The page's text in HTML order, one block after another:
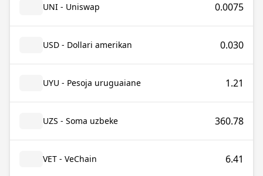
UNI - Uniswap 0.0075
USD - Dollari amerikan 0.030
UYU - Pesoja uruguaiane 1.21
UZS - Soma uzbeke 360.78
VET - VeChain 6.41